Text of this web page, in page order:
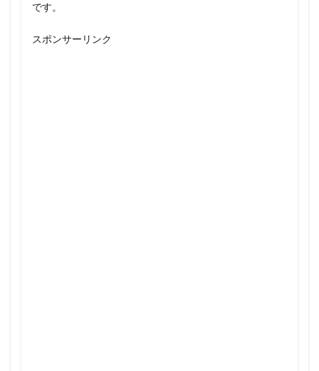
です。
スポンサーリンク